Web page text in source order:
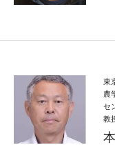
東
農
セ
教